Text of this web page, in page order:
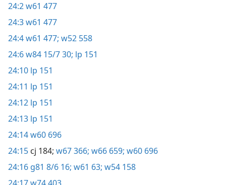
24:2w61 477
24:3w61 477
24:4w61 477; w52 558
24:6w84 15/7 30; lp 151
24:10 lp 151
24:11 lp 151
24:12 lp 151
24:13 lp 151
24:14w60 696
24:15 cj 184; w67 366; w66 659; w60 696
24:16 g81 8/6 16; w61 63; w54 158